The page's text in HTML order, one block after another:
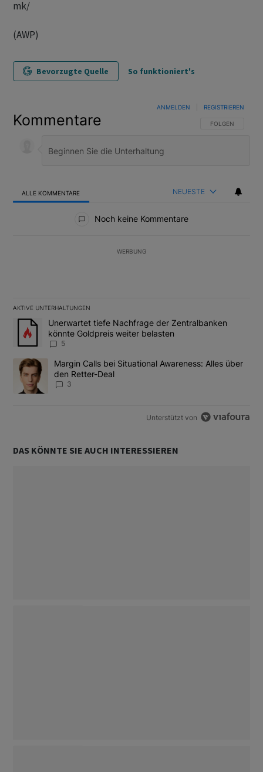
mk/
(AWP)
Bevorzugte Quelle So funktioniert's
Kommentare FOLGE DIESER
FOLGEN
ANMELDEN REGISTRIEREN
ALLE KOMMENTARE NEUESTE
Noch keine Kommentare
WERBUNG
AKTIVE UNTERHALTUNGEN
Das Folgende ist eine Liste der am meisten kommentierten
Ein Trendartikel mit dem Titel "Unerwartet tiefe Nachfrage der
Unerwartet tiefe Nachfrage der Zentralbanken
könnte Goldpreis weiter belasten
5
Ein Trendartikel mit dem Titel "Margin Calls bei Situational
Margin Calls bei Situational Awareness: Alles über
den Retter-Deal
3
Unterstützt von
DAS KÖNNTE SIE AUCH INTERESSIEREN